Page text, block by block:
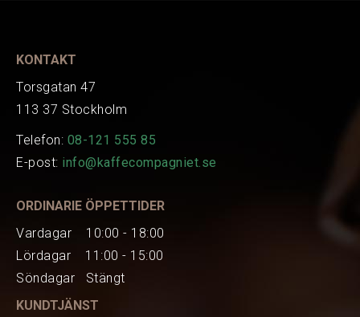
KONTAKT
Torsgatan 47
113 37 Stockholm
Telefon: 08-121 555 85
E-post: info@kaffecompagniet.se
ORDINARIE ÖPPETTIDER
Vardagar 10:00 - 18:00
Lördagar 11:00 - 15:00
Söndagar Stängt
KUNDTJÄNST